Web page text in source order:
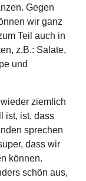
Gegen
wir ganz
Teil auch in
z.B.: Salate,
und
ziemlich
ist, ist, dass
sprechen
dass wir
können.
schön aus,